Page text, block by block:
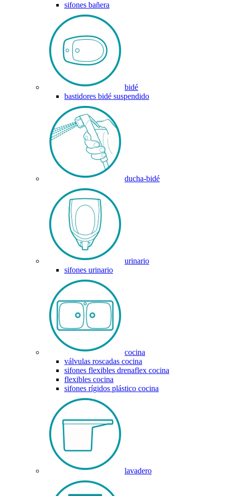
sifones bañera
bidé
bastidores bidé suspendido
ducha-bidé
urinario
sifones urinario
cocina
válvulas roscadas cocina
sifones flexibles drenaflex cocina
flexibles cocina
sifones rígidos plástico cocina
lavadero